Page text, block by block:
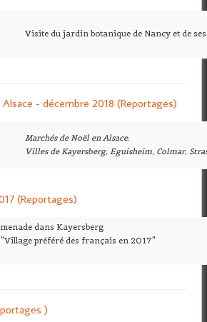
Visite du jardin botanique de Nancy et de
- décembre 2018 (Reportages)
Marchés de Noël en Alsace.
Villes de Kayersberg, Eguisheim, Colmar,
(Reportages)
dans Kayersberg
"Village préféré des français en 2017"
)